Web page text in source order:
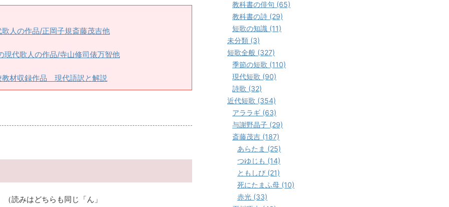
人の作品/正岡子規斎藤茂吉他
現代歌人の作品/寺山修司俵万智他
材収録作品 現代語訳と解説
読みはどちらも同じ「ん」
教科書の俳句 (65)
教科書の詩 (29)
短歌の知識 (11)
未分類 (3)
短歌全般 (327)
季節の短歌 (110)
現代短歌 (90)
詩歌 (32)
近代短歌 (354)
アララギ (63)
与謝野晶子 (29)
斎藤茂吉 (187)
あらたま (25)
つゆじも (14)
ともしび (21)
死にたまふ母 (10)
赤光 (33)